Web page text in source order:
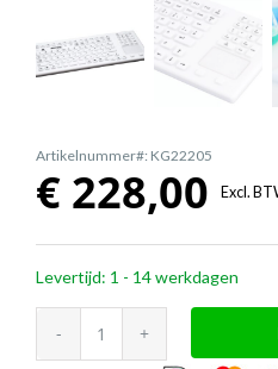
Artikelnummer#: KG22205
€ 228,00 Excl.
Levertijd: 1 - 14 werkdagen
Smart